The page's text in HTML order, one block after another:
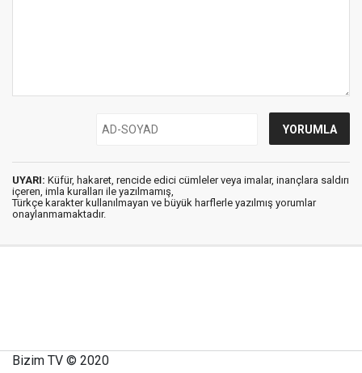
UYARI: Küfür, hakaret, rencide edici cümleler veya imalar, inançlara saldırı
içeren, imla kuralları ile yazılmamış,
Türkçe karakter kullanılmayan ve büyük harflerle yazılmış yorumlar
onaylanmamaktadır.
Bizim TV © 2020